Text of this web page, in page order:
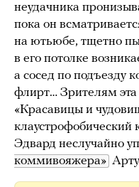
неудачника
пока он
на ютьюбе, тщетно
в его потолке
а сосед по подъезду
флирт… Зрителям эта
«Красавицы и
Эдвард неслучайно
коммивояжера»